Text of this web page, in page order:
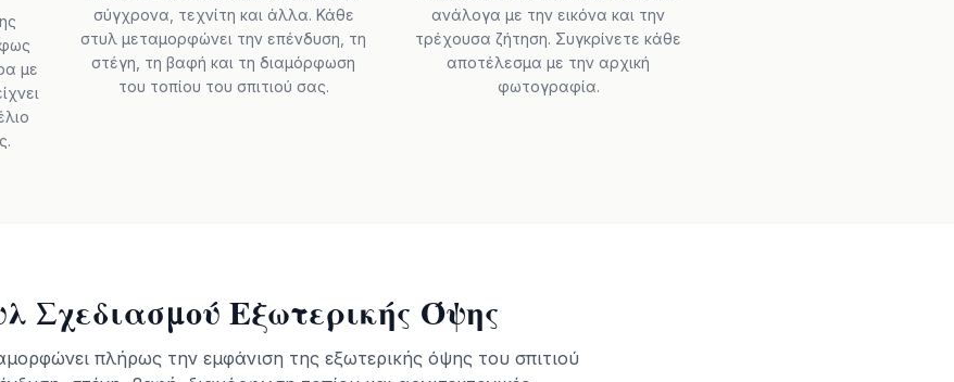
με
σύγχρονα, τεχνίτη και άλλα. Κάθε
στυλ μεταμορφώνει την επένδυση, τη
στέγη, τη βαφή και τη διαμόρφωση
του τοπίου του σπιτιού σας.
ανάλογα με την εικόνα και την
τρέχουσα ζήτηση. Συγκρίνετε κάθε
αποτέλεσμα με την αρχική
φωτογραφία.
Σχεδιασμού Εξωτερικής Όψης
πλήρως την εμφάνιση της εξωτερικής όψης του σπιτιού